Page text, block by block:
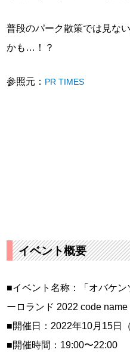
普段のパーク散策では見な
かも…！？
参照元： PR TIMES
イベント概要
■イベント名称：「オバケン
ーロランド 2022 code name
■開催日：2022年10月15日
■開催時間：19:00〜22:00